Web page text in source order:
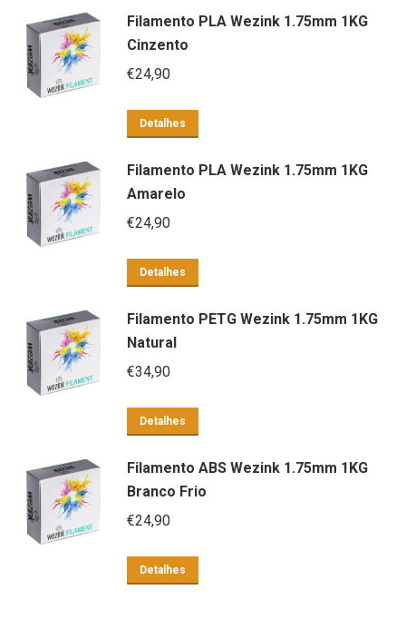
Filamento PLA Wezink 1.75mm 1KG
Cinzento
€24,90
Detalhes
Filamento PLA Wezink 1.75mm 1KG
Amarelo
€24,90
Detalhes
Filamento PETG Wezink 1.75mm 1KG
Natural
€34,90
Detalhes
Filamento ABS Wezink 1.75mm 1KG
Branco Frio
€24,90
Detalhes